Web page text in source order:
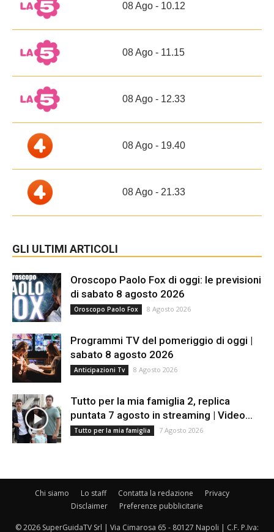
08 Ago - 10.12
08 Ago - 11.15
08 Ago - 12.33
08 Ago - 19.40
08 Ago - 21.33
GLI ULTIMI ARTICOLI
Oroscopo Paolo Fox di oggi: le previsioni
di sabato 8 agosto 2026
Oroscopo Paolo Fox 8 Agosto 2026
Programmi TV del pomeriggio di oggi |
sabato 8 agosto 2026
Anticipazioni Tv 8 Agosto 2026
Tutto per la mia famiglia 2, replica
puntata 7 agosto in streaming | Video...
Tutto per la mia famiglia 7 Agosto 2026
Chi siamo Lo staff Contatta la redazione
Privacy
Disclaimer
Preferenze pubblicitarie
© 2026 SuperGuidaTV Srl | Via Cimarosa 65 - 80127 Napoli | C.F. P.Iva: